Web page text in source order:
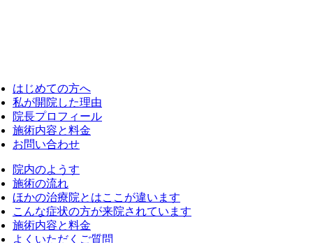
はじめての方へ
私が開院した理由
院長プロフィール
施術内容と料金
お問い合わせ
院内のようす
施術の流れ
ほかの治療院とはここが違います
こんな症状の方が来院されています
施術内容と料金
よくいただくご質問